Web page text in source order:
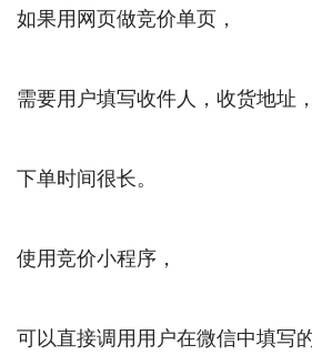
如果用网页做竞价单页，
需要用户填写收件人，收货地址
下单时间很长。
使用竞价小程序，
可以直接调用用户在微信中填写